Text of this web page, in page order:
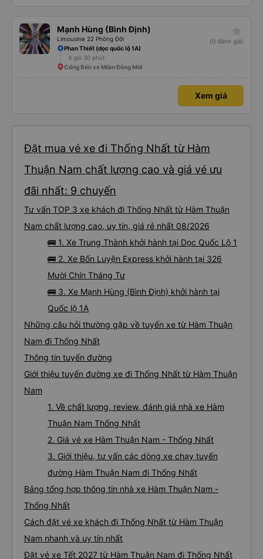
Mạnh Hùng (Bình Định)
Limousine 22 Phòng Đôi
(0 đánh giá)
Phan Thiết (dọc quốc lộ 1A)
4 giờ 30 phút
Cổng Bến xe Miền Đông Mới
Xem giá
Đặt mua vé xe đi Thống Nhất từ Hàm
Thuận Nam chất lượng cao và giá vé ưu
đãi nhất: 9 chuyến
Tư vấn TOP 3 xe khách đi Thống Nhất từ Hàm Thuận
Nam chất lượng cao, uy tín, giá rẻ nhất 08/2026
🚌 1. Xe Trung Thành khởi hành tại Dọc Quốc Lộ 1
🚌 2. Xe Bốn Luyện Express khởi hành tại 326
Mười Chín Tháng Tư
🚌 3. Xe Mạnh Hùng (Bình Định) khởi hành tại
Quốc lộ 1A
Những câu hỏi thường gặp về tuyến xe từ Hàm Thuận
Nam đi Thống Nhất
Thông tin tuyến đường
Giới thiệu tuyến đường xe đi Thống Nhất từ Hàm Thuận
Nam
1. Về chất lượng, review, đánh giá nhà xe Hàm
Thuận Nam Thống Nhất
2. Giá vé xe Hàm Thuận Nam - Thống Nhất
3. Giới thiệu, tư vấn các dòng xe chạy tuyến
đường Hàm Thuận Nam đi Thống Nhất
Bảng tổng hợp thông tin nhà xe Hàm Thuận Nam -
Thống Nhất
Cách đặt vé xe khách đi Thống Nhất từ Hàm Thuận
Nam nhanh và uy tín nhất
Đặt vé xe Tết 2027 từ Hàm Thuận Nam đi Thống Nhất